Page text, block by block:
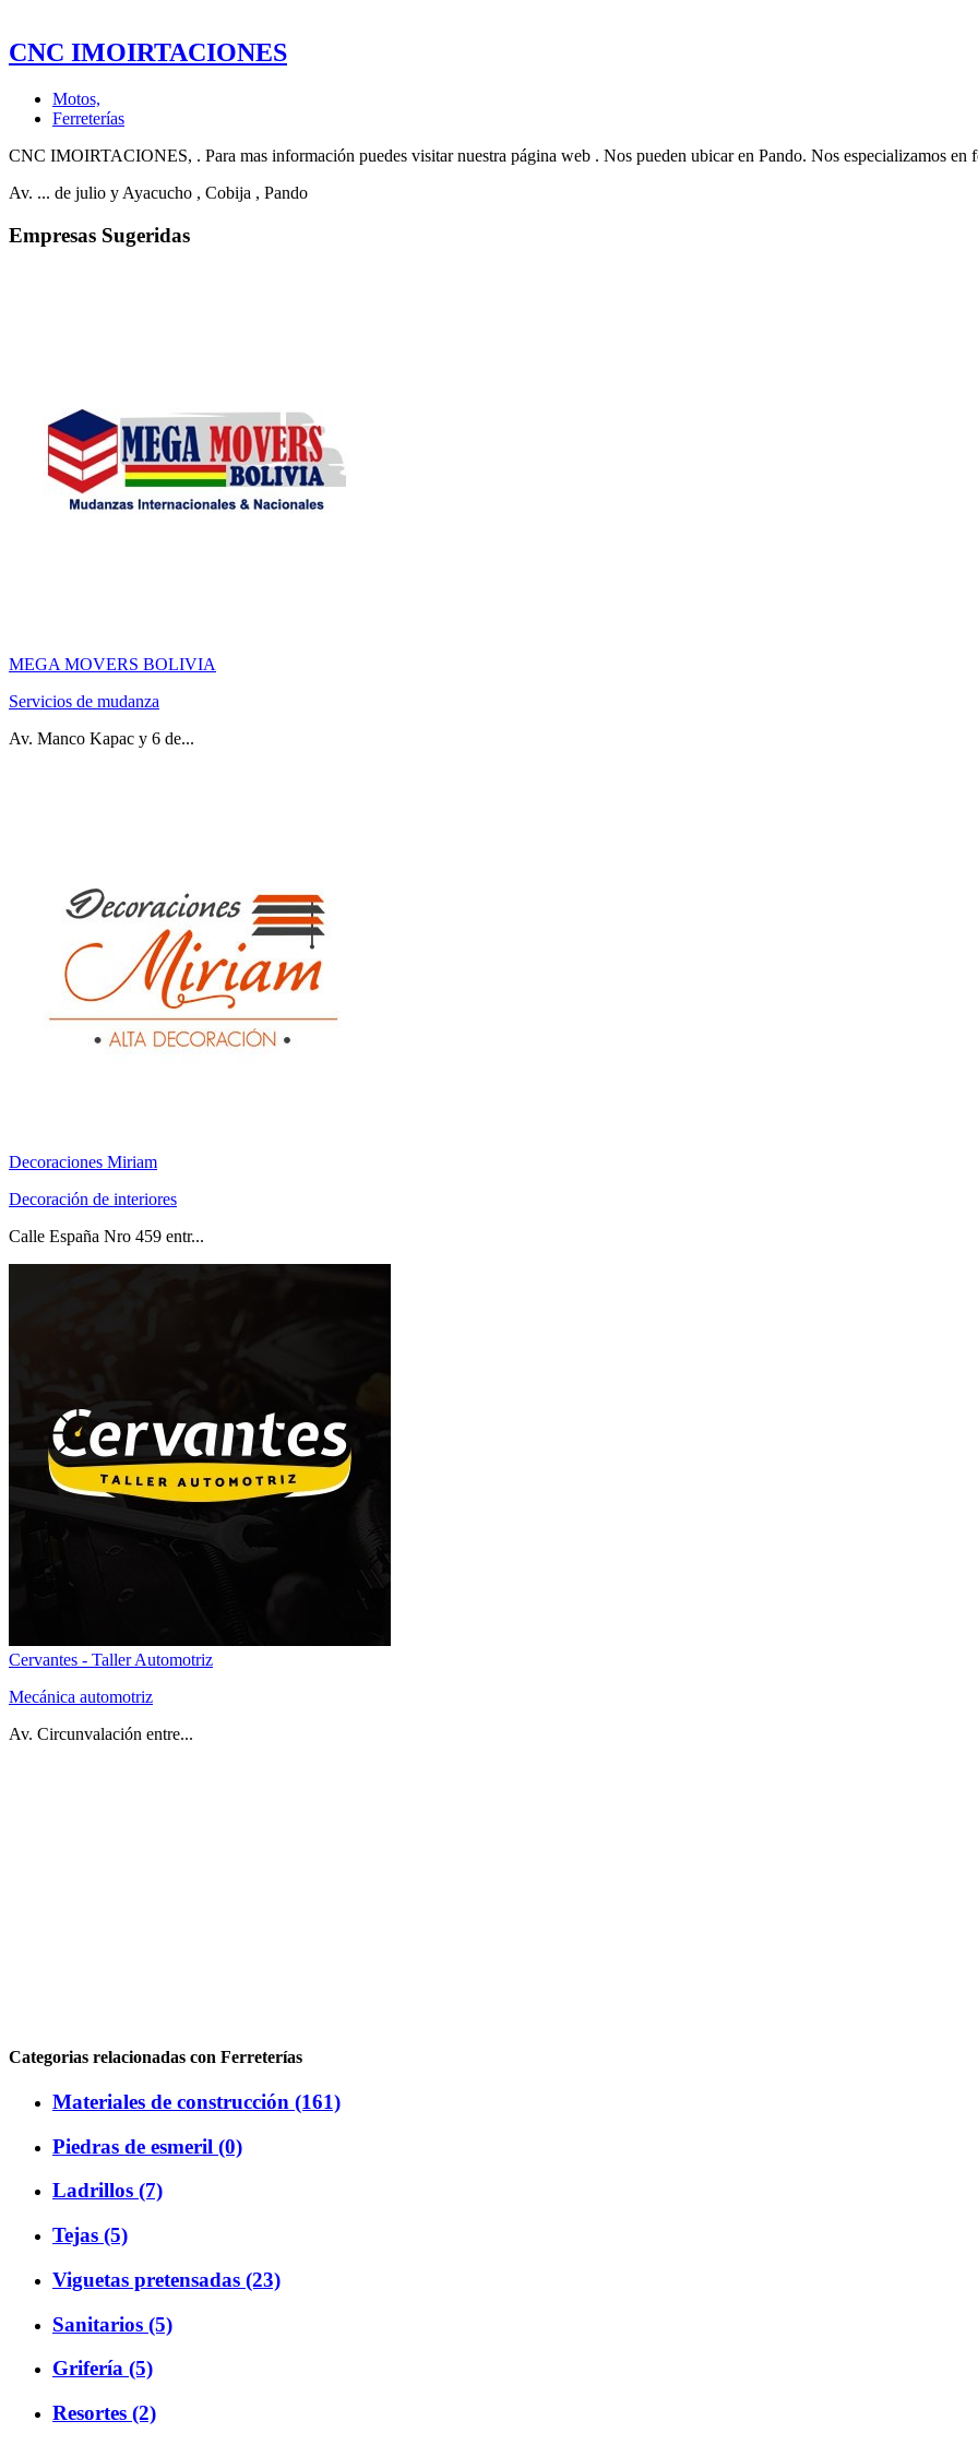
CNC IMOIRTACIONES
Motos,
Ferreterías
CNC IMOIRTACIONES, . Para mas información puedes visitar nuestra página web . Nos pueden ubicar en Pando. Nos especializamos en
Av. ... de julio y Ayacucho , Cobija , Pando
Empresas Sugeridas
MEGA MOVERS BOLIVIA
Servicios de mudanza
Av. Manco Kapac y 6 de...
Decoraciones Miriam
Decoración de interiores
Calle España Nro 459 entr...
Cervantes - Taller Automotriz
Mecánica automotriz
Av. Circunvalación entre...
Categorias relacionadas con Ferreterías
Materiales de construcción (161)
Piedras de esmeril (0)
Ladrillos (7)
Tejas (5)
Viguetas pretensadas (23)
Sanitarios (5)
Grifería (5)
Resortes (2)